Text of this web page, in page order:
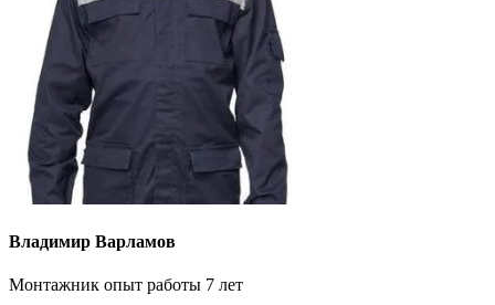
Владимир Варламов
Монтажник опыт работы 7 лет